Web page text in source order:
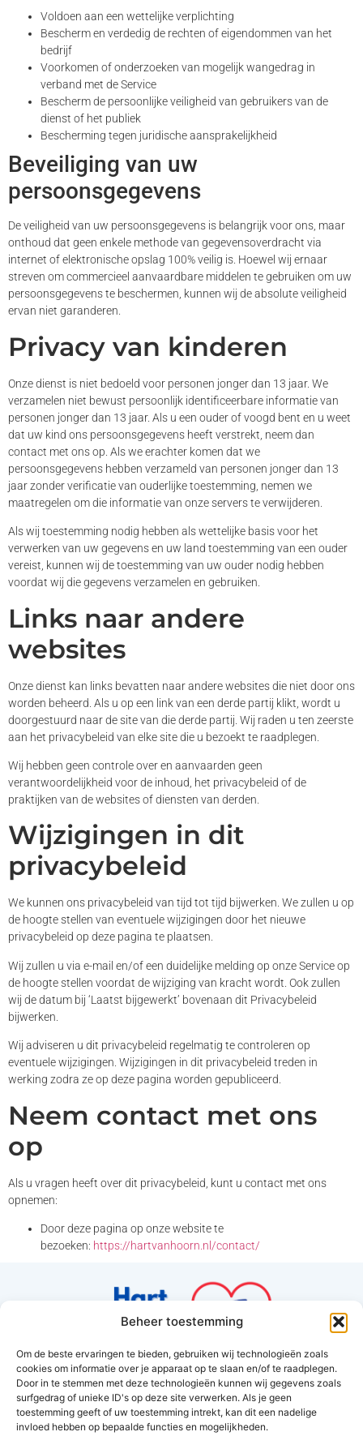
Beheer toestemming
Om de beste ervaringen te bieden, gebruiken wij technologieën zoals
cookies om informatie over je apparaat op te slaan en/of te raadplegen.
Door in te stemmen met deze technologieën kunnen wij gegevens zoals
surfgedrag of unieke ID's op deze site verwerken. Als je geen
toestemming geeft of uw toestemming intrekt, kan dit een nadelige
invloed hebben op bepaalde functies en mogelijkheden.
Voldoen aan een wettelijke verplichting
Bescherm en verdedig de rechten of eigendommen van het
bedrijf
Voorkomen of onderzoeken van mogelijk wangedrag in
verband met de Service
Bescherm de persoonlijke veiligheid van gebruikers van de
dienst of het publiek
Bescherming tegen juridische aansprakelijkheid
Beveiliging van uw
persoonsgegevens
De veiligheid van uw persoonsgegevens is belangrijk voor ons, maar
onthoud dat geen enkele methode van gegevensoverdracht via
internet of elektronische opslag 100% veilig is. Hoewel wij ernaar
streven om commercieel aanvaardbare middelen te gebruiken om uw
persoonsgegevens te beschermen, kunnen wij de absolute veiligheid
ervan niet garanderen.
Privacy van kinderen
Onze dienst is niet bedoeld voor personen jonger dan 13 jaar. We
verzamelen niet bewust persoonlijk identificeerbare informatie van
personen jonger dan 13 jaar. Als u een ouder of voogd bent en u weet
dat uw kind ons persoonsgegevens heeft verstrekt, neem dan
contact met ons op. Als we erachter komen dat we
persoonsgegevens hebben verzameld van personen jonger dan 13
jaar zonder verificatie van ouderlijke toestemming, nemen we
maatregelen om die informatie van onze servers te verwijderen.
Als wij toestemming nodig hebben als wettelijke basis voor het
verwerken van uw gegevens en uw land toestemming van een ouder
vereist, kunnen wij de toestemming van uw ouder nodig hebben
voordat wij die gegevens verzamelen en gebruiken.
Links naar andere
websites
Onze dienst kan links bevatten naar andere websites die niet door ons
worden beheerd. Als u op een link van een derde partij klikt, wordt u
doorgestuurd naar de site van die derde partij. Wij raden u ten zeerste
aan het privacybeleid van elke site die u bezoekt te raadplegen.
Wij hebben geen controle over en aanvaarden geen
verantwoordelijkheid voor de inhoud, het privacybeleid of de
praktijken van de websites of diensten van derden.
Wijzigingen in dit
privacybeleid
We kunnen ons privacybeleid van tijd tot tijd bijwerken. We zullen u op
de hoogte stellen van eventuele wijzigingen door het nieuwe
privacybeleid op deze pagina te plaatsen.
Wij zullen u via e-mail en/of een duidelijke melding op onze Service op
de hoogte stellen voordat de wijziging van kracht wordt. Ook zullen
wij de datum bij ‘Laatst bijgewerkt’ bovenaan dit Privacybeleid
bijwerken.
Wij adviseren u dit privacybeleid regelmatig te controleren op
eventuele wijzigingen. Wijzigingen in dit privacybeleid treden in
werking zodra ze op deze pagina worden gepubliceerd.
Neem contact met ons
op
Als u vragen heeft over dit privacybeleid, kunt u contact met ons
opnemen:
Door deze pagina op onze website te
bezoeken: https://hartvanhoorn.nl/contact/
Hart van Hoorn
Amethyst 37
1625RV Hoorn
info@hartvanhoorn.nl